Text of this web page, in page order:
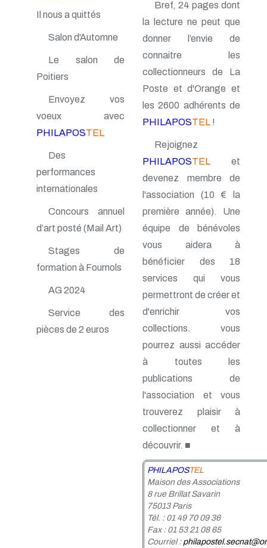
n° 71 - Avril 1998
n° 69 - Octobre 1997
n° 67 - Avril 1997
n° 66 - Janvier 1997
n° 64 - Juillet 1996
n° 62 - Janvier 1996
n° 61 - Octobre 1995
n° 59 - Avril 1995
n° 58 - Janvier 1995
n° 56 - Juillet 1994
n° 54 - Janvier 1994
n° 53 - Octobre 1993
n° 51 - Avril 1993
n° 50 - Janvier 1993
n° 48 - Juillet 1992
n° 46 - Janvier 1992
n° 45 - Octobre 1991
n° 44 - Juillet 1991
Il nous a quittés
Salon d'Automne
Le salon de
Poitiers
Envoyez vos
voeux avec
PHILAPOSTEL
Des
performances
internationales
Concours annuel
d’art posté (Mail Art)
Stages de
formation à Fournols
AG 2024
Service des
pièces de 2 euros
Bref, 24 pages dont
la lecture ne peut que
donner l’envie de
connaitre les
collectionneurs de La
Poste et d'Orange et
les 2600 adhérents de
PHILAPOSTEL !
Rejoignez
PHILAPOSTEL et
devenez membre de
l'association (10 € la
première année). Une
équipe de bénévoles
vous aidera à
bénéficier des 18
services qui vous
permettront de créer et
d'enrichir vos
collections. vous
pourrez aussi accéder
à toutes les
publications de
l'association et vous
trouverez plaisir à
collectionner et à
découvrir. ■
PHILAPOSTEL
Maison des Associations
8 rue Brillat Savarin
75013 Paris
Tél. : 01 49 70 09 36
Fax : 01 53 21 08 65
Courriel :